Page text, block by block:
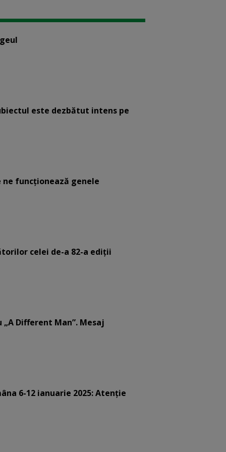
este dezbătut intens pe
ne funcţionează genele
celei de-a 82-a ediții
Different Man”. Mesaj
6-12 ianuarie 2025: Atenție